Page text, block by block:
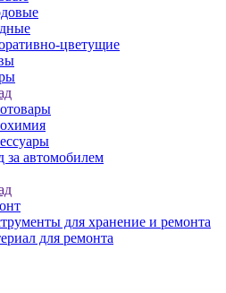
цветущие
за автомобилем
для хранение и ремонта
для ремонта